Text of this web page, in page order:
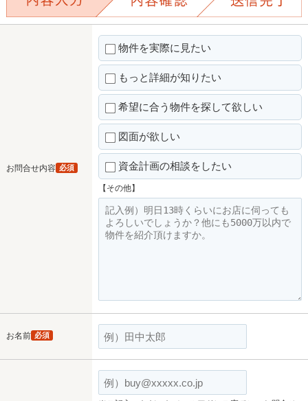
お問合せ内容 必須
物件を実際に見たい
もっと詳細が知りたい
希望に合う物件を探して欲しい
図面が欲しい
資金計画の相談をしたい
【その他】
お名前 必須